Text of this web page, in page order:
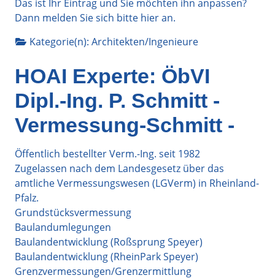
Das ist Ihr Eintrag und Sie möchten ihn anpassen?
Dann melden Sie sich bitte hieran.
Kategorie(n): Architekten/Ingenieure
HOAI Experte: ÖbVI
Dipl.-Ing. P. Schmitt -
Vermessung-Schmitt -
Öffentlich bestellter Verm.-Ing. seit 1982
Zugelassen nach dem Landesgesetz über das
amtliche Vermessungswesen (LGVerm) in Rheinland-
Pfalz.
Grundstücksvermessung
Baulandumlegungen
Baulandentwicklung (Roßsprung Speyer)
Baulandentwicklung (RheinPark Speyer)
Grenzvermessungen/Grenzermittlung